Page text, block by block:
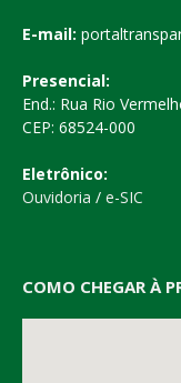
E-mail:
Presencial:
End.: Rua Rio
CEP: 68524-000
Eletrônico:
Ouvidoria / e-SIC
COMO CHEGAR À